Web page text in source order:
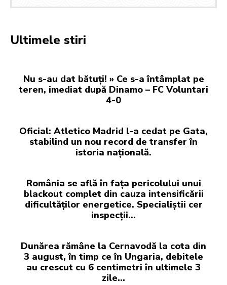
Ultimele stiri
Nu s-au dat bătuți! » Ce s-a întâmplat pe
teren, imediat după Dinamo – FC Voluntari
4-0
Oficial: Atletico Madrid l-a cedat pe Gata,
stabilind un nou record de transfer în
istoria națională.
România se află în fața pericolului unui
blackout complet din cauza intensificării
dificultăților energetice. Specialiștii cer
inspecții…
Dunărea rămâne la Cernavodă la cota din
3 august, în timp ce în Ungaria, debitele
au crescut cu 6 centimetri în ultimele 3
zile...